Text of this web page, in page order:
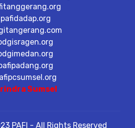
pafidadap.org
Sumsel
PAFI - All Rights Reserved